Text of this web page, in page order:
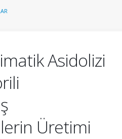
Asidolizi
Üretimi